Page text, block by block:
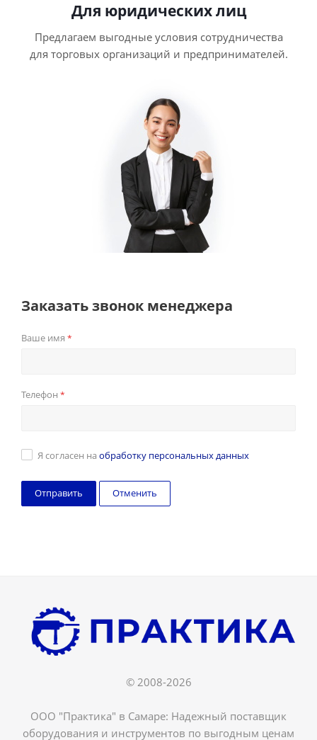
Для юридических лиц
Предлагаем выгодные условия сотрудничества
для торговых организаций и предпринимателей.
Заказать звонок менеджера
Ваше имя *
Телефон *
Я согласен на обработку персональных данных
Отменить
© 2008-2026
ООО "Практика" в Самаре: Надежный поставщик
оборудования и инструментов по выгодным ценам